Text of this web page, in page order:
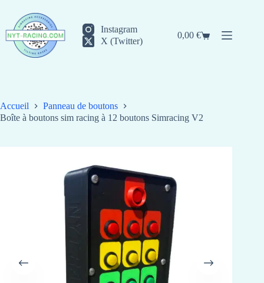
contenu
Instagram
X (Twitter)
Panier
0,00€
Accueil
Panneau de boutons
Boîte à boutons sim racing à 12 boutons Simracing V2